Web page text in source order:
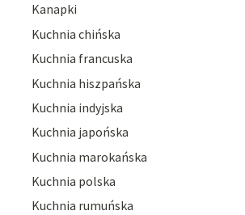
Kanapki
Kuchnia chińska
Kuchnia francuska
Kuchnia hiszpańska
Kuchnia indyjska
Kuchnia japońska
Kuchnia marokańska
Kuchnia polska
Kuchnia rumuńska